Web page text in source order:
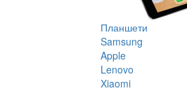
Планшети
Samsung
Apple
Lenovo
Xiaomi